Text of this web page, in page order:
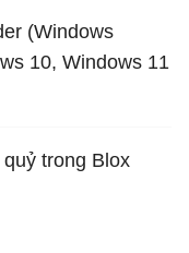
(Windows
10, Windows 11
trong Blox